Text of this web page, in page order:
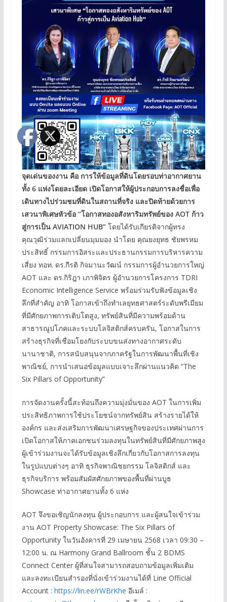
จุดเด่นของงาน คือ การให้ข้อมูลที่ดินโดยรอบท่าอากาศยาน
ทั้ง 6 แห่งโดยละเอียด เปิดโอกาสให้ผู้ประกอบการลงชื่อเพื่อ
เดินทางไปร่วมชมที่ดินในสถานที่จริง และปิดท้ายด้วยการ
เสวนาพิเศษหัวข้อ “โอกาสทองอสังหาริมทรัพย์ของ AOT ก้าว
สู่การเป็น AVIATION HUB”โดยได้รับเกียรติจากผู้ทรง
คุณวุฒิร่วมแลกเปลี่ยนมุมมอง นำโดย คุณยงยุทธ ชัยพรหม
ประสิทธิ์ กรรมการอิสระและประธานกรรมการบริหารความ
เสี่ยง ทอท. ดร.กีรติ กิจมานะวัฒน์ กรรมการผู้อำนวยการใหญ่
AOT และ ดร.กิริฎา เภาพิจิตร ผู้อำนวยการโครงการ TDRI
Economic Intelligence Service พร้อมร่วมรับฟังข้อมูลเชิง
ลึกที่สำคัญ อาทิ โอกาสเข้าถึงทำเลยุทธศาสตร์ระดับพรีเมียม
ที่มีศักยภาพการเติบโตสูง, ทรัพย์สินที่มีความพร้อมด้าน
สาธารณูปโภคและระบบโลจิสติกส์ครบครัน, โอกาสในการ
สร้างธุรกิจที่เชื่อมโยงกับระบบขนส่งทางอากาศระดับ
นานาชาติ, การสนับสนุนจากภาครัฐในการพัฒนาพื้นที่เชิง
พาณิชย์, การนำเสนอข้อมูลแบบเจาะลึกผ่านแนวคิด “The
Six Pillars of Opportunity”
การจัดงานครั้งนี้สะท้อนถึงความมุ่งมั่นของ AOT ในการเพิ่ม
ประสิทธิภาพการใช้ประโยชน์จากทรัพย์สิน สร้างรายได้ให้
องค์กร และส่งเสริมการพัฒนาเศรษฐกิจของประเทศผ่านการ
เปิดโอกาสให้ภาคเอกชนร่วมลงทุนในทรัพย์สินที่มีศักยภาพสูง
ผู้เข้าร่วมงานจะได้รับข้อมูลเชิงลึกเกี่ยวกับโอกาสการลงทุน
ในรูปแบบต่างๆ อาทิ ธุรกิจพาณิชยกรรม โลจิสติกส์ และ
ธุรกิจบริการ พร้อมสัมผัสศักยภาพของพื้นที่ผ่านบูธ
Showcase ท่าอากาศยานทั้ง 6 แห่ง
AOT จึงขอเชิญนักลงทุน ผู้ประกอบการ และผู้สนใจเข้าร่วม
งาน AOT Property Showcase: The Six Pillars of
Opportunity ในวันอังคารที่ 29 เมษายน 2568 เวลา 09:30 –
12:00 น. ณ Harmony Grand Ballroom ชั้น 2 BDMS
Connect Center ผู้ที่สนใจสามารถสอบถามข้อมูลเพิ่มเติม
และลงทะเบียนสำรองที่นั่งเข้าร่วมงานได้ที่ Line Official
Account : https://lin.ee/rWBrKhe อีเมล์ :